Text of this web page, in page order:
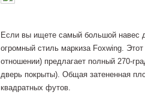
Если вы ищете самый большой навес
огромный стиль маркиза Foxwing.
отношении) предлагает полный 270-
дверь покрыты). Общая затененная
квадратных футов.